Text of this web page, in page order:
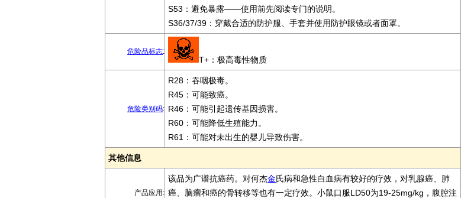
S53：避免暴露——使用前先阅读专门的说明。
S36/37/39：穿戴合适的防护服、手套并使用防护眼镜或者面罩。
危险品标志:
T+：极高毒性物质
危险类别码:
R28：吞咽极毒。
R45：可能致癌。
R46：可能引起遗传基因损害。
R60：可能降低生殖能力。
R61：可能对未出生的婴儿导致伤害。
其他信息
产品应用:
该品为广谱抗癌药。对何杰金氏病和急性白血病有较好的疗效，对乳腺癌、肺
癌、脑瘤和癌的骨转移等也有一定疗效。小鼠口服LD50为19-25mg/kg，腹腔注